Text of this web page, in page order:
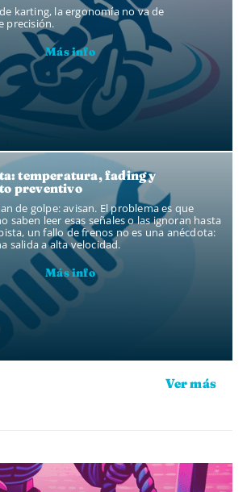
karting, la ergonomía no va de
precisión.
Más info
temperatura, fading y
preventivo
de golpe: avisan. El problema es que
saben leer esas señales o las ignoran hasta
un fallo de frenos no es una anécdota:
salida a alta velocidad.
Más info
Ver más